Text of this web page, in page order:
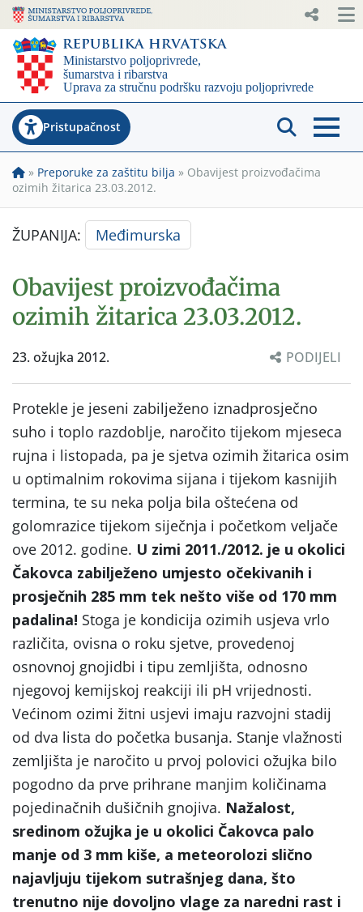
Pristupačnost
» Preporuke za zaštitu bilja » Obavijest proizvođačima
ozimih žitarica 23.03.2012.
ŽUPANIJA: Međimurska
Obavijest proizvođačima
ozimih žitarica 23.03.2012.
23. ožujka 2012. PODIJELI
Protekle je jeseni zabilježeno iznadprosječno
suho i toplo razdoblje, naročito tijekom mjeseca
rujna i listopada, pa je sjetva ozimih žitarica osim
u optimalnim rokovima sijana i tijekom kasnijih
termina, te su neka polja bila oštećena od
golomrazice tijekom siječnja i početkom veljače
ove 2012. godine. U zimi 2011./2012. je u okolici
Čakovca zabilježeno umjesto očekivanih i
prosječnih 285 mm tek nešto više od 170 mm
padalina! Stoga je kondicija ozimih usjeva vrlo
različita, ovisna o roku sjetve, provedenoj
osnovnoj gnojidbi i tipu zemljišta, odnosno
njegovoj kemijskoj reakciji ili pH vrijednosti.
Većinom ozimi žitni usjevi imaju razvojni stadij
od dva lista do početka busanja. Stanje vlažnosti
zemljišta je naročito u prvoj polovici ožujka bilo
pogodno da prve prihrane manjim količinama
pojedinačnih dušičnih gnojiva. Nažalost,
sredinom ožujka je u okolici Čakovca palo
manje od 3 mm kiše, a meteorolozi slično
najavljuju tijekom sutrašnjeg dana, što
trenutno nije dovoljno vlage za naredni rast i